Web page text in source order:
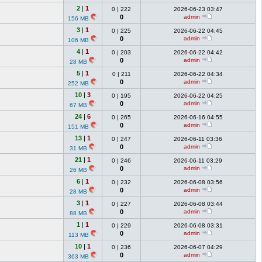
2 | 1
156 MB
0 | 222
0
2026-06-23 03:47
admin
3 | 1
106 MB
0 | 225
0
2026-06-22 04:45
admin
4 | 1
28 MB
0 | 203
0
2026-06-22 04:42
admin
5 | 1
252 MB
0 | 211
0
2026-06-22 04:34
admin
10 | 3
67 MB
0 | 195
0
2026-06-22 04:25
admin
24 | 6
151 MB
0 | 265
0
2026-06-16 04:55
admin
13 | 1
31 MB
0 | 247
0
2026-06-11 03:36
admin
21 | 1
26 MB
0 | 246
0
2026-06-11 03:29
admin
6 | 1
28 MB
0 | 232
0
2026-06-08 03:56
admin
3 | 1
88 MB
0 | 227
0
2026-06-08 03:44
admin
1 | 1
113 MB
0 | 229
0
2026-06-08 03:31
admin
10 | 1
363 MB
0 | 236
0
2026-06-07 04:29
admin